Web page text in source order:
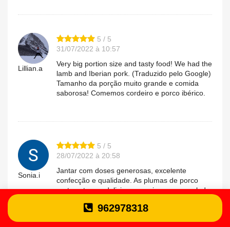
Lillian.a
5 / 5
31/07/2022 à 10:57
Very big portion size and tasty food! We had the
lamb and Iberian pork. (Traduzido pelo Google)
Tamanho da porção muito grande e comida
saborosa! Comemos cordeiro e porco ibérico.
Sonia.i
5 / 5
28/07/2022 à 20:58
Jantar com doses generosas, excelente
confecção e qualidade. As plumas de porco
preto estavam deliciosas, assim como a salada
O espaço é muito agradável, com decoração
962978318